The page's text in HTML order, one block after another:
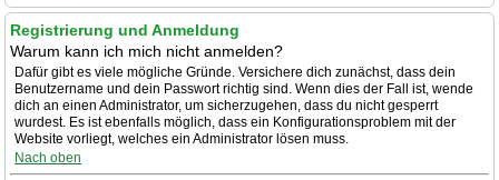
Registrierung und Anmeldung
Warum kann ich mich nicht anmelden?
Dafür gibt es viele mögliche Gründe. Versichere dich zunächst, dass dein
Benutzername und dein Passwort richtig sind. Wenn dies der Fall ist, wende
dich an einen Administrator, um sicherzugehen, dass du nicht gesperrt
wurdest. Es ist ebenfalls möglich, dass ein Konfigurationsproblem mit der
Website vorliegt, welches ein Administrator lösen muss.
Nach oben